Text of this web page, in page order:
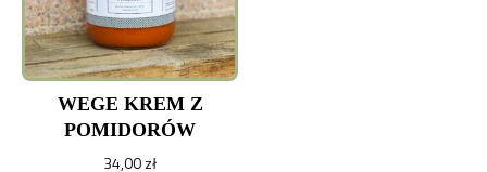
WEGE KREM Z
POMIDORÓW
34,00zł